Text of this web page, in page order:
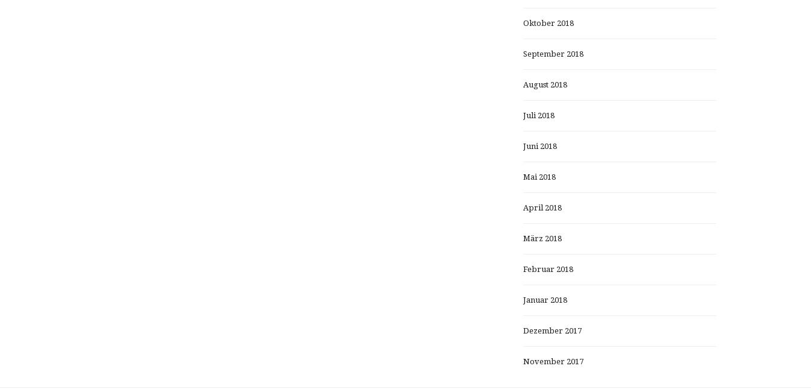
Oktober 2018
September 2018
August 2018
Juli 2018
Juni 2018
Mai 2018
April 2018
März 2018
Februar 2018
Januar 2018
Dezember 2017
November 2017